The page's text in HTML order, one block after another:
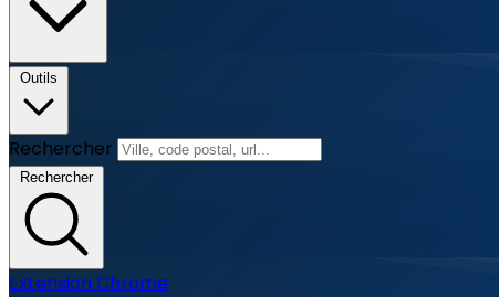
Outils
Rechercher
Rechercher
Extension Chrome